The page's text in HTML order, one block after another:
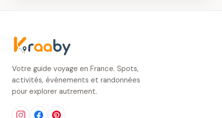
Votre guide voyage en France. Spots,
activités, événements et randonnées
pour explorer autrement.